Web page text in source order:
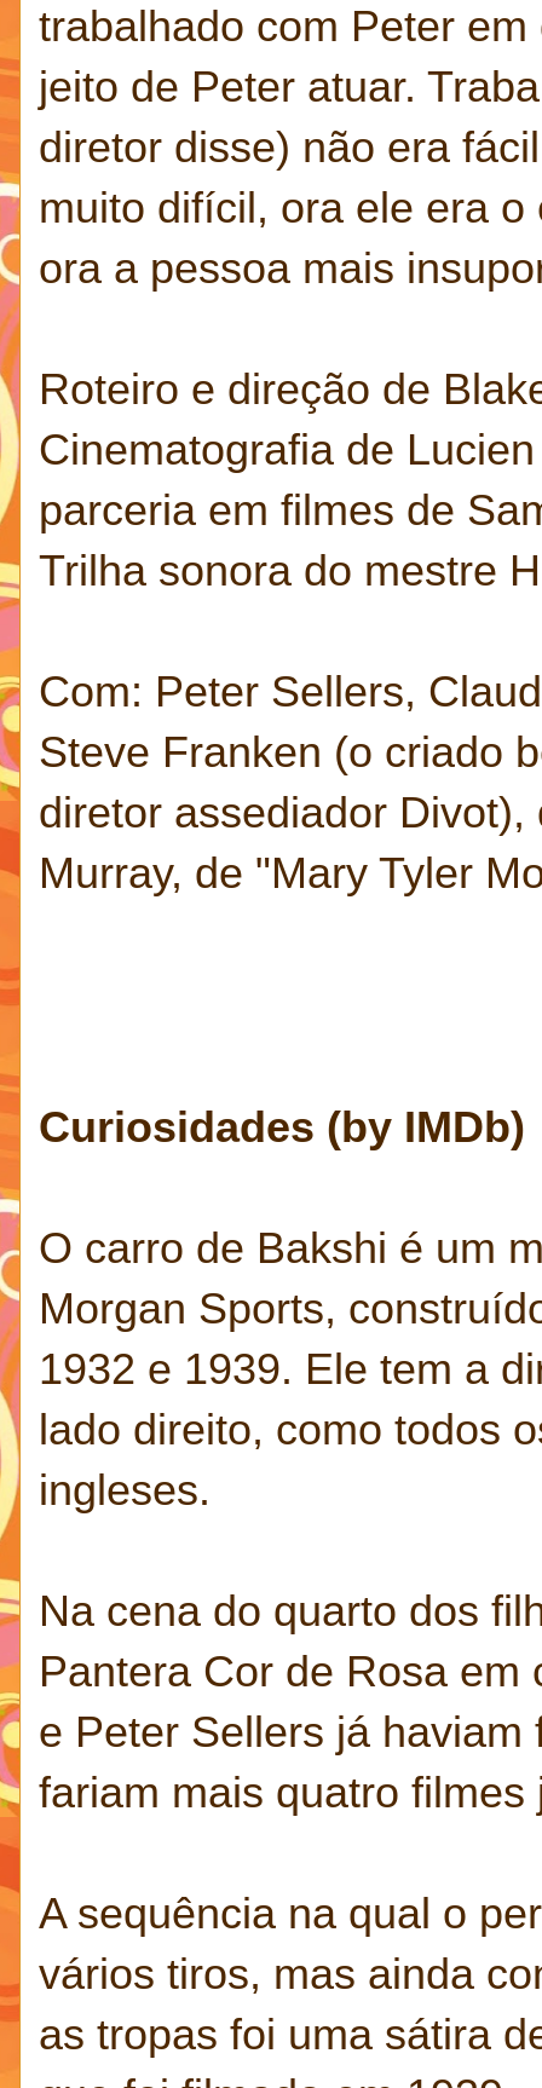
trabalhado com Peter
jeito de Peter atuar.
diretor disse) não era
muito difícil, ora ele era
ora a pessoa mais
Roteiro e direção de
Cinematografia de
parceria em filmes de
Trilha sonora do mestre
Com: Peter Sellers,
Steve Franken (o criado
diretor assediador
Murray, de "Mary Tyler
Curiosidades (by IMDb)
O carro de Bakshi é um
Morgan Sports,
1932 e 1939. Ele tem a
lado direito, como todos
ingleses.
Na cena do quarto dos
Pantera Cor de Rosa
e Peter Sellers já
fariam mais quatro filmes
A sequência na qual o
vários tiros, mas ainda
as tropas foi uma sátira